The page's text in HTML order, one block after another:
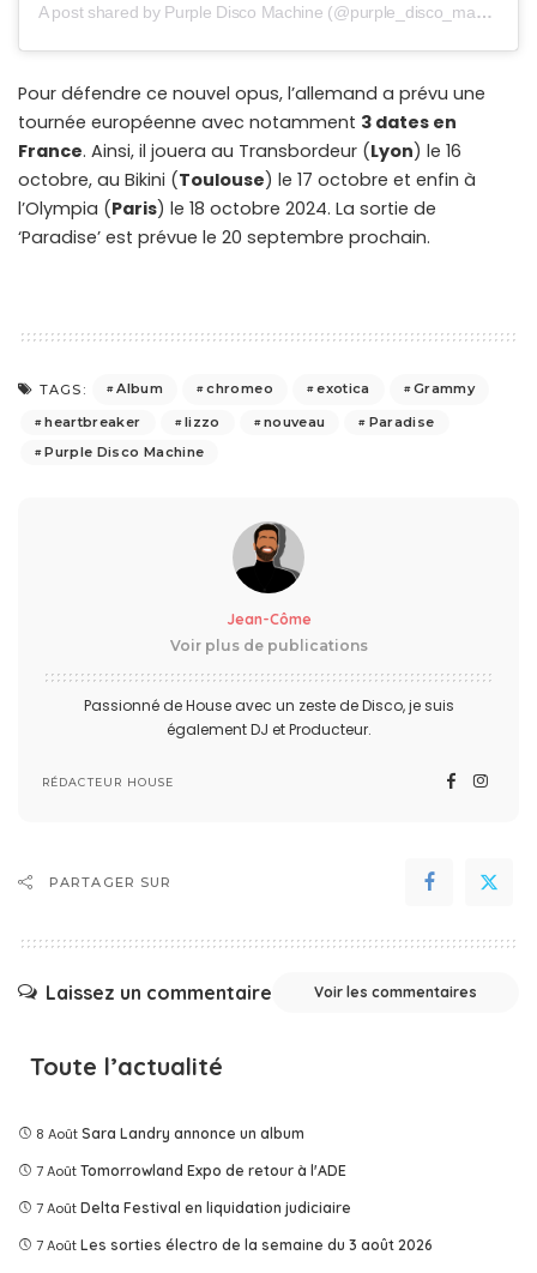
A post shared by Purple Disco Machine (@purple_disco_machine)
Pour défendre ce nouvel opus, l’allemand a prévu une
tournée européenne avec notamment 3 dates en
France. Ainsi, il jouera au Transbordeur (Lyon) le 16
octobre, au Bikini (Toulouse) le 17 octobre et enfin à
l’Olympia (Paris) le 18 octobre 2024. La sortie de
‘Paradise’ est prévue le 20 septembre prochain.
TAGS: Album chromeo exotica
Grammy
heartbreaker
lizzo nouveau
Paradise
Purple Disco Machine
Jean-Côme
Voir plus de publications
Passionné de House avec un zeste de Disco, je suis
également DJ et Producteur.
RÉDACTEUR HOUSE
PARTAGER SUR
Laissez un commentaire Voir les commentaires
Toute l’actualité
8 Août Sara Landry annonce un album
7 Août Tomorrowland Expo de retour à l'ADE
7 Août Delta Festival en liquidation judiciaire
7 Août Les sorties électro de la semaine du 3 août 2026